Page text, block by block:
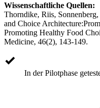
Wissenschaftliche Quellen:
Thorndike, Riis,
and Choice
Promoting Healthy Food
Medicine, 46(2), 143-149.
In der Pilotphase